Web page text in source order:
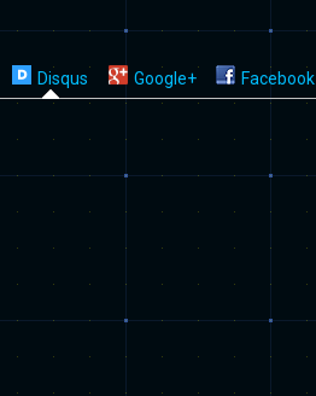
Disqus Google+ Facebook